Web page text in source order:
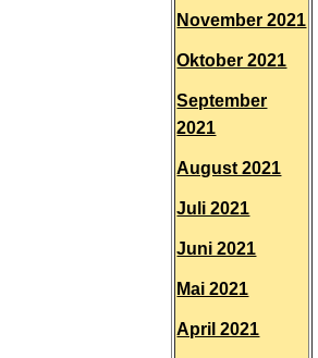
November 2021
Oktober 2021
September
2021
August 2021
Juli 2021
Juni 2021
Mai 2021
April 2021